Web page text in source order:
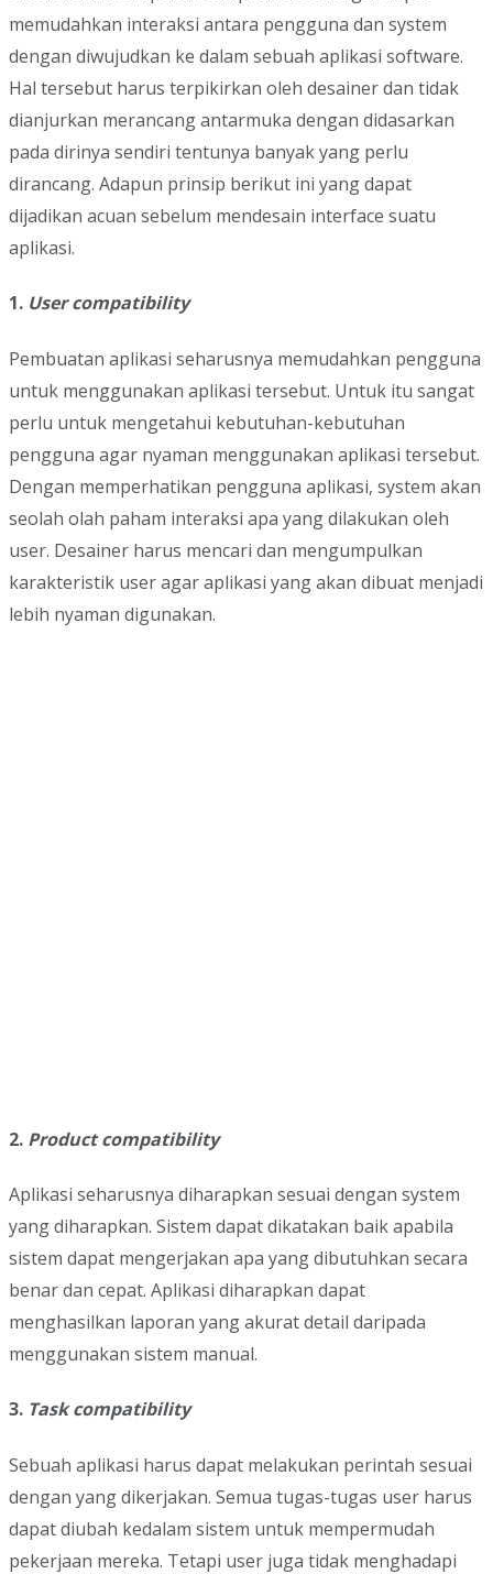
memudahkan interaksi antara pengguna dan system
dengan diwujudkan ke dalam sebuah aplikasi software.
Hal tersebut harus terpikirkan oleh desainer dan tidak
dianjurkan merancang antarmuka dengan didasarkan
pada dirinya sendiri tentunya banyak yang perlu
dirancang. Adapun prinsip berikut ini yang dapat
dijadikan acuan sebelum mendesain interface suatu
aplikasi.
1. User compatibility
Pembuatan aplikasi seharusnya memudahkan pengguna
untuk menggunakan aplikasi tersebut. Untuk itu sangat
perlu untuk mengetahui kebutuhan-kebutuhan
pengguna agar nyaman menggunakan aplikasi tersebut.
Dengan memperhatikan pengguna aplikasi, system akan
seolah olah paham interaksi apa yang dilakukan oleh
user. Desainer harus mencari dan mengumpulkan
karakteristik user agar aplikasi yang akan dibuat menjadi
lebih nyaman digunakan.
2. Product compatibility
Aplikasi seharusnya diharapkan sesuai dengan system
yang diharapkan. Sistem dapat dikatakan baik apabila
sistem dapat mengerjakan apa yang dibutuhkan secara
benar dan cepat. Aplikasi diharapkan dapat
menghasilkan laporan yang akurat detail daripada
menggunakan sistem manual.
3. Task compatibility
Sebuah aplikasi harus dapat melakukan perintah sesuai
dengan yang dikerjakan. Semua tugas-tugas user harus
dapat diubah kedalam sistem untuk mempermudah
pekerjaan mereka. Tetapi user juga tidak menghadapi